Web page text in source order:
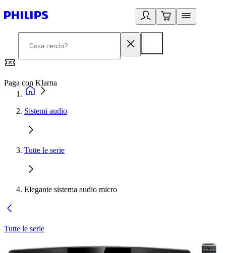
Paga con Klarna
Sistemi audio
Tutte le serie
Elegante sistema audio micro
Tutte le serie